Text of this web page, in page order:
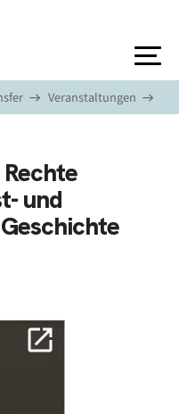
Veranstaltungen
und